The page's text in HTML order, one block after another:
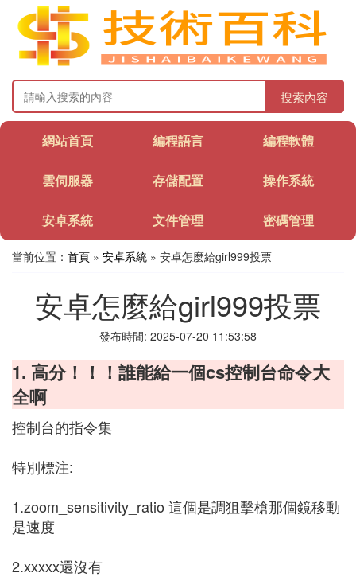
搜索內容
網站首頁 編程語言 編程軟體
雲伺服器 存儲配置 操作系統
安卓系統 文件管理 密碼管理
當前位置： 首頁 » 安卓系統 » 安卓怎麼給girl999投票
安卓怎麼給girl999投票
發布時間: 2025-07-20 11:53:58
1. 高分！！！誰能給一個cs控制台命令大
全啊
控制台的指令集
特別標注:
1.zoom_sensitivity_ratio 這個是調狙擊槍那個鏡移動
是速度
2.xxxxx還沒有